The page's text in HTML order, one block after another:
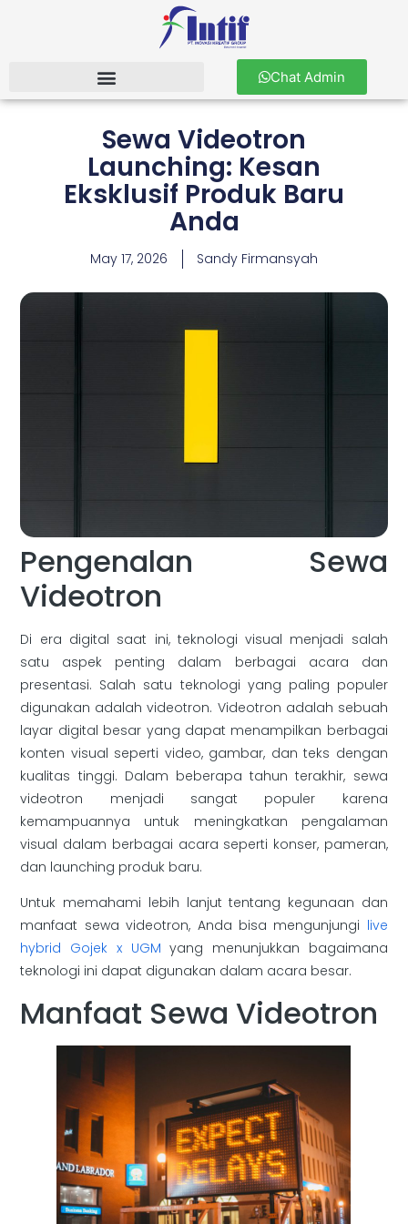
Chat Admin
Sewa Videotron
Launching: Kesan
Eksklusif Produk Baru
Anda
May 17, 2026 Sandy Firmansyah
Pengenalan Sewa
Videotron
Di era digital saat ini, teknologi visual menjadi salah
satu aspek penting dalam berbagai acara dan
presentasi. Salah satu teknologi yang paling populer
digunakan adalah videotron. Videotron adalah sebuah
layar digital besar yang dapat menampilkan berbagai
konten visual seperti video, gambar, dan teks dengan
kualitas tinggi. Dalam beberapa tahun terakhir, sewa
videotron menjadi sangat populer karena
kemampuannya untuk meningkatkan pengalaman
visual dalam berbagai acara seperti konser, pameran,
dan launching produk baru.
Untuk memahami lebih lanjut tentang kegunaan dan
manfaat sewa videotron, Anda bisa mengunjungi live
hybrid Gojek x UGM yang menunjukkan bagaimana
teknologi ini dapat digunakan dalam acara besar.
Manfaat Sewa Videotron